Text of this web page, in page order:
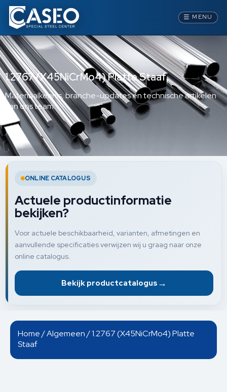
☰ MENU
1.2767 (X45NiCrMo4) Platte Staaf
Materiaalkennis, branche-updates en technische artikelen
van ons team.
ONLINE CATALOGUS
Actuele productinformatie
bekijken?
Voor actuele beschikbaarheid, varianten, afmetingen en
aanvullende specificaties verwijzen wij u graag naar onze
online catalogus.
Bekijk productcatalogus →
Home/Algemeen/ 1.2767 (X45NiCrMo4) Platte
Staaf